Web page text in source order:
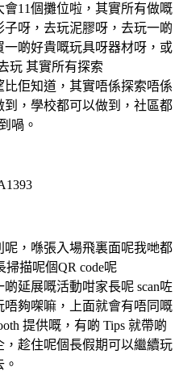
11個攤位啦，其實所有做嘅
呀，去玩泥膠呀，去玩一啲
啲好貴嘅玩具呀器材呀，或
玩 其實所有探索
佢知道，其實唔係探索唔係
，學校都可以做到，社區都
喎。
，喺張入場飛裏面呢我哋都
掃描呢個QR code呢
延展嘅活動咁家長呢 scan咗
夠㗎嘛，上面就會有唔同嘅
提供嘅，有啲 Tips 就帶啲
趁住呢個長假期可以繼續玩
。